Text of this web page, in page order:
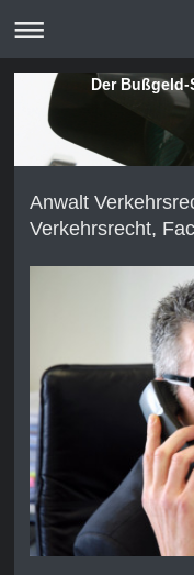
Der
Anwalt
Verkehrsrecht,